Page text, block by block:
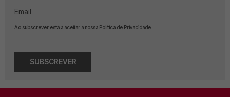
Email
Ao subscrever está a aceitar a nossa Política de Privacidade
SUBSCREVER